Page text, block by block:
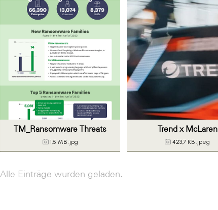
TM_Ransomware Threats
1,5 MB .jpg
Trend x McLaren
423,7 KB .jpeg
Alle Einträge wurden geladen.